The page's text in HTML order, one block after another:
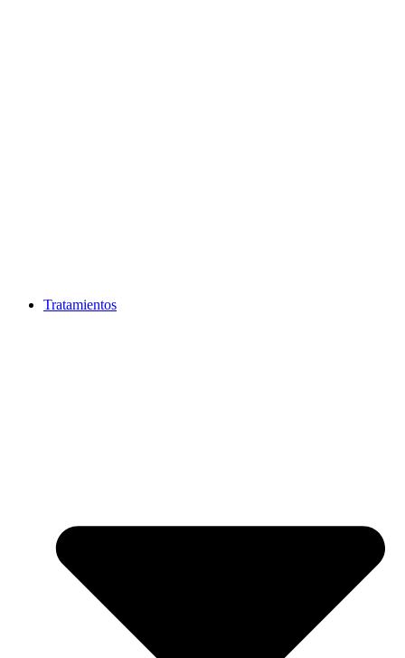
Tratamientos